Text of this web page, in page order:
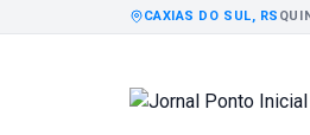
CAXIAS DO SUL, RS